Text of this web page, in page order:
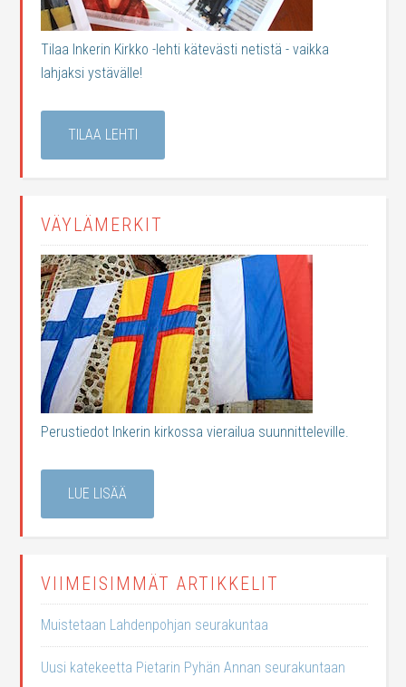
Tilaa Inkerin Kirkko -lehti kätevästi netistä - vaikka
lahjaksi ystävälle!
TILAA LEHTI
VÄYLÄMERKIT
Perustiedot Inkerin kirkossa vierailua suunnitteleville.
LUE LISÄÄ
VIIMEISIMMÄT ARTIKKELIT
Muistetaan Lahdenpohjan seurakuntaa
Uusi katekeetta Pietarin Pyhän Annan seurakuntaan